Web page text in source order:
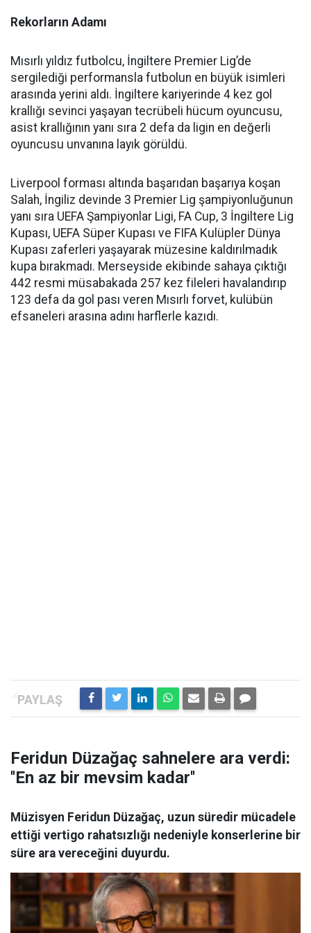
Rekorların Adamı
Mısırlı yıldız futbolcu, İngiltere Premier Lig’de
sergilediği performansla futbolun en büyük isimleri
arasında yerini aldı. İngiltere kariyerinde 4 kez gol
krallığı sevinci yaşayan tecrübeli hücum oyuncusu,
asist krallığının yanı sıra 2 defa da ligin en değerli
oyuncusu unvanına layık görüldü.
Liverpool forması altında başarıdan başarıya koşan
Salah, İngiliz devinde 3 Premier Lig şampiyonluğunun
yanı sıra UEFA Şampiyonlar Ligi, FA Cup, 3 İngiltere Lig
Kupası, UEFA Süper Kupası ve FIFA Kulüpler Dünya
Kupası zaferleri yaşayarak müzesine kaldırılmadık
kupa bırakmadı. Merseyside ekibinde sahaya çıktığı
442 resmi müsabakada 257 kez fileleri havalandırıp
123 defa da gol pası veren Mısırlı forvet, kulübün
efsaneleri arasına adını harflerle kazıdı.
Feridun Düzağaç sahnelere ara verdi:
''En az bir mevsim kadar''
Müzisyen Feridun Düzağaç, uzun süredir mücadele
ettiği vertigo rahatsızlığı nedeniyle konserlerine bir
süre ara vereceğini duyurdu.